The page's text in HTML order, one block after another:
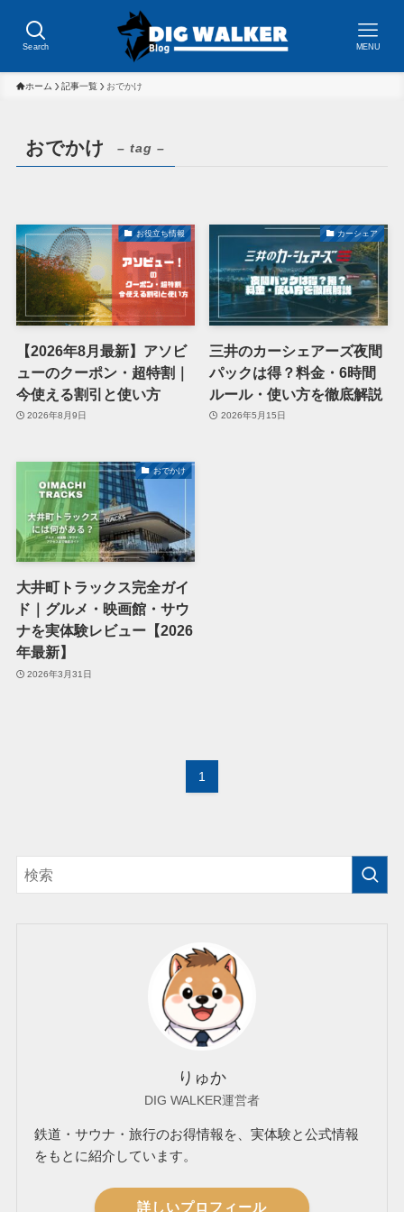
Search MENU
ホーム 記事一覧 おでかけ
おでかけ – tag –
お役立ち情報
【2026年8月最新】アソビ
ューのクーポン・超特割｜
今使える割引と使い方
2026年8月9日
カーシェア
三井のカーシェアーズ夜間
パックは得？料金・6時間
ルール・使い方を徹底解説
2026年5月15日
おでかけ
大井町トラックス完全ガイ
ド｜グルメ・映画館・サウ
ナを実体験レビュー【2026
年最新】
2026年3月31日
1
りゅか
DIG WALKER運営者
鉄道・サウナ・旅行のお得情報を、実体験と公式情報
をもとに紹介しています。
詳しいプロフィール